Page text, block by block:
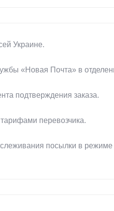
Украине.
«Новая Почта» в
подтверждения заказа.
тарифами перевозчика.
посылки в режиме